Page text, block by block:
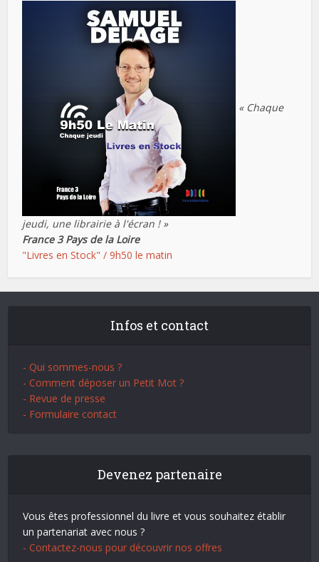
« Chaque
jeudi, une librairie à l'écran ! »
France 3 Pays de la Loire
"Livres en Stock" / 9h50 le matin
Infos et contact
- Qui sommes-nous ?
- Comment déposer un Petit Mot ?
- Revue de presse
- Formulaire contact
Devenez partenaire
Vous êtes professionnel du livre et vous souhaitez établir
un partenariat avec nous ?
- Contactez-nous pour découvrir nos offres